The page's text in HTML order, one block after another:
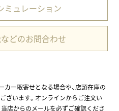
ミュレーション
などのお問合わせ
カー取寄せとなる場合や、店頭在庫の
ざいます。オンラインからご注文い
店からのメールを必ずご確認くださ